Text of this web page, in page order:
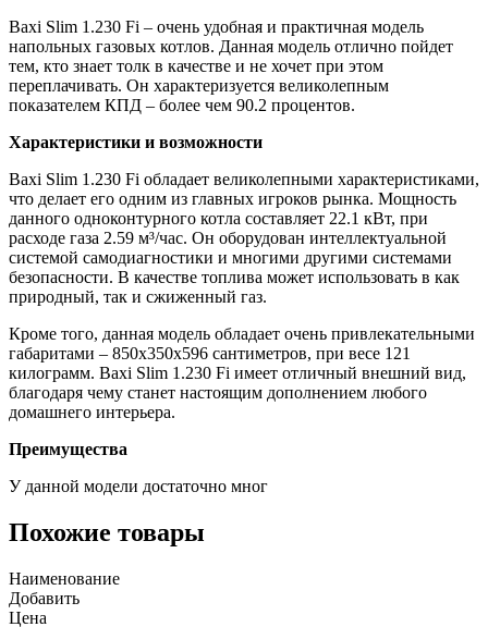
Baxi Slim 1.230 Fi – очень удобная и практичная модель
напольных газовых котлов. Данная модель отлично пойдет
тем, кто знает толк в качестве и не хочет при этом
переплачивать. Он характеризуется великолепным
показателем КПД – более чем 90.2 процентов.
Характеристики и возможности
Baxi Slim 1.230 Fi обладает великолепными характеристиками,
что делает его одним из главных игроков рынка. Мощность
данного одноконтурного котла составляет 22.1 кВт, при
расходе газа 2.59 м³/час. Он оборудован интеллектуальной
системой самодиагностики и многими другими системами
безопасности. В качестве топлива может использовать в как
природный, так и сжиженный газ.
Кроме того, данная модель обладает очень привлекательными
габаритами – 850х350х596 сантиметров, при весе 121
килограмм. Baxi Slim 1.230 Fi имеет отличный внешний вид,
благодаря чему станет настоящим дополнением любого
домашнего интерьера.
Преимущества
У данной модели достаточно мног
Похожие товары
Наименование
Добавить
Цена